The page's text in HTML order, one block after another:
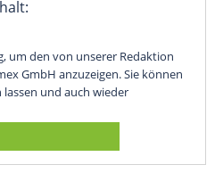
um den von unserer Redaktion
GmbH anzuzeigen. Sie können
und auch wieder